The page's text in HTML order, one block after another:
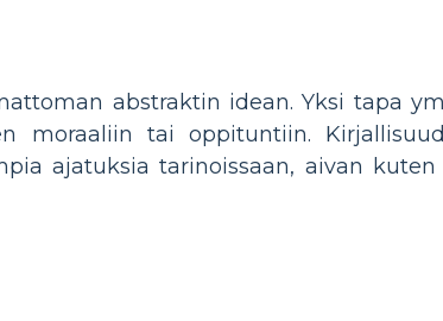
abstraktin idean. Yksi tapa
moraaliin tai oppituntiin.
ajatuksia tarinoissaan, aivan kuten